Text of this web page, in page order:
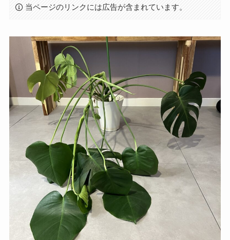
当ページのリンクには広告が含まれています。